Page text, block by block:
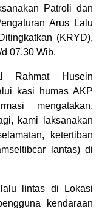
Patroli dan
Arus Lalu
(KRYD),
07.30 Wib.
Rahmat Husein
kasi humas AKP
mengatakan,
kami laksanakan
ketertiban
lantas) di
lintas di Lokasi
kendaraan